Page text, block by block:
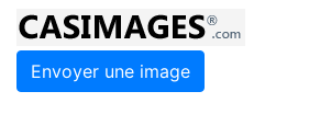
Envoyer une image